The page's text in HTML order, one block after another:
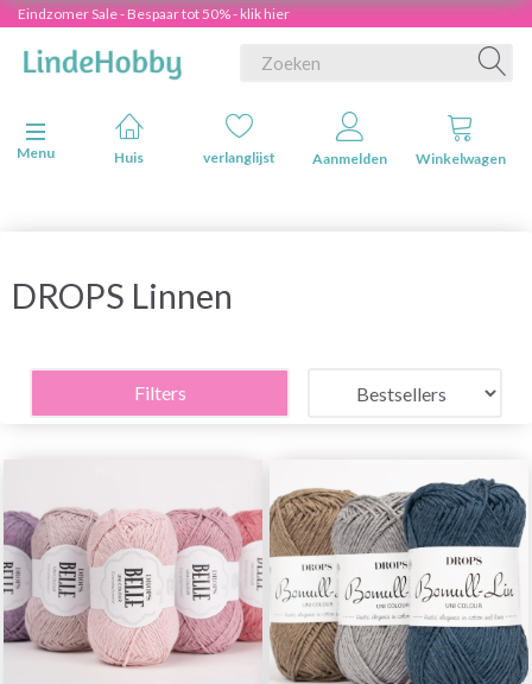
Eindzomer Sale - Bespaar tot 50% - klik hier
Navigatie in-/uitschakelen
Menu
Huis verlanglijst Aanmelden Winkelwagen
DROPS Linnen
Filters